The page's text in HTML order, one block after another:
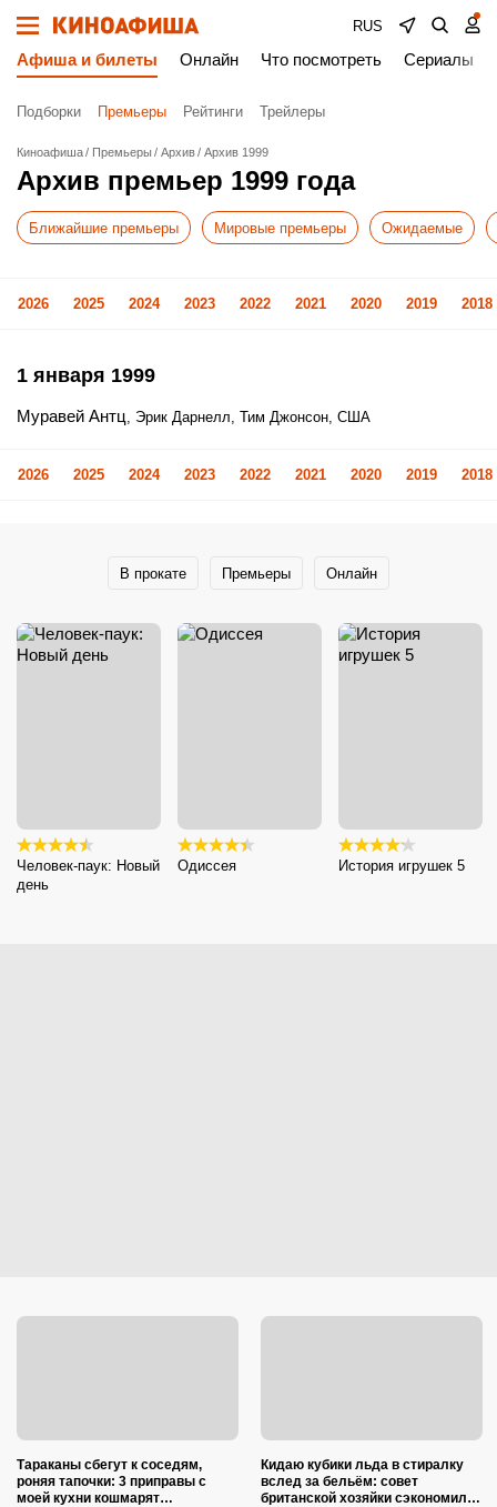
RUS
Афиша и билеты Онлайн Что посмотреть Сериалы
Подборки Премьеры Рейтинги Трейлеры
Киноафиша Премьеры Архив Архив 1999
Архив премьер 1999 года
Ближайшие премьеры Мировые премьеры Ожидаемые
2026 2025 2024 2023 2022 2021 2020 2019 2018
1 января 1999
Муравей Антц, Эрик Дарнелл, Тим Джонсон, США
2026 2025 2024 2023 2022 2021 2020 2019 2018
В прокате Премьеры Онлайн
Человек-паук: Новый
день
Одиссея История игрушек 5
Тараканы сбегут к соседям,
роняя тапочки: 3 приправы с
моей кухни кошмарят
Кидаю кубики льда в стиралку
вслед за бельём: совет
британской хозяйки сэкономил